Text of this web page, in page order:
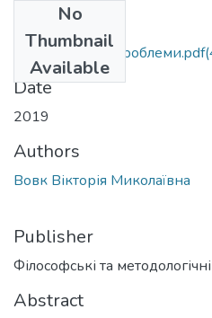
No
Thumbnail
Available
Методологічні проблеми.pdf
Date
2019
Authors
Вовк Вікторія Миколаївна
Publisher
Філософські та
Abstract